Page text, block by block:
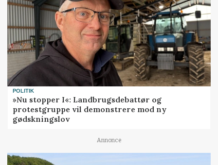
POLITIK
»Nu stopper I«: Landbrugsdebattør og
protestgruppe vil demonstrere mod ny
gødskningslov
Annonce